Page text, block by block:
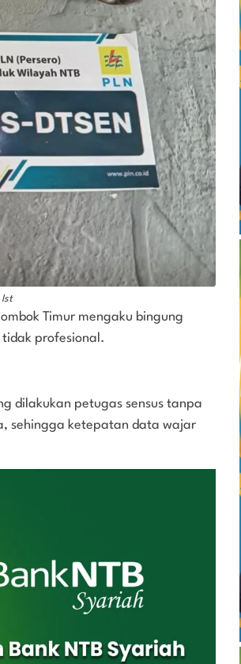
Ist
Timur mengaku bingung
profesional.
dilakukan petugas sensus tanpa
sehingga ketepatan data wajar